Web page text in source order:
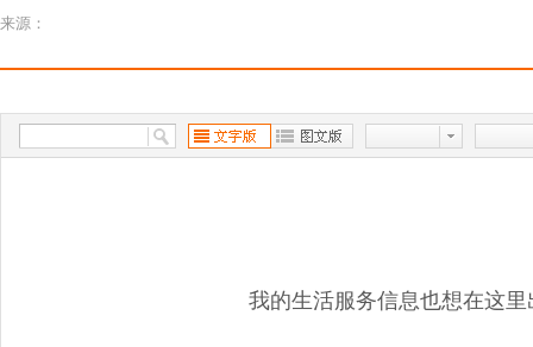
来源：
我的生活服务信息也想在这里